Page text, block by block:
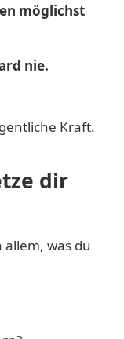
möglichst
nie.
Kraft.
dir
allem, was du